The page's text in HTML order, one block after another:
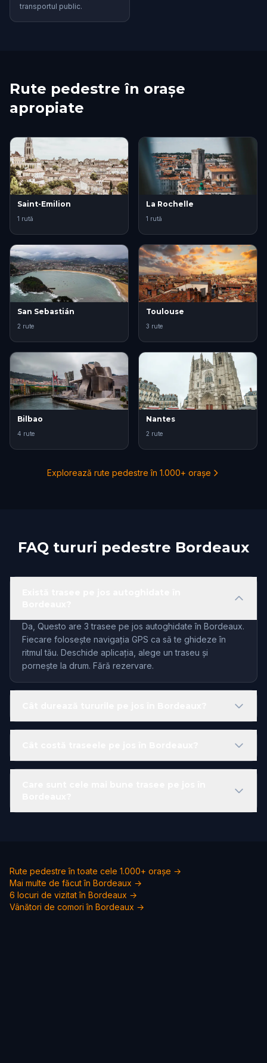
transportul public.
Rute pedestre în orașe
apropiate
Saint-Emilion
1 rută
La Rochelle
1 rută
San Sebastián
2 rute
Toulouse
3 rute
Bilbao
4 rute
Nantes
2 rute
Explorează rute pedestre în 1.000+ orașe
FAQ tururi pedestre Bordeaux
Da, Questo are 3 trasee pe jos autoghidate în Bordeaux.
Fiecare folosește navigația GPS ca să te ghideze în
ritmul tău. Deschide aplicația, alege un traseu și
pornește la drum. Fără rezervare.
Rute pedestre în toate cele 1.000+ orașe →
Mai multe de făcut în Bordeaux →
6 locuri de vizitat în Bordeaux →
Vânători de comori în Bordeaux →